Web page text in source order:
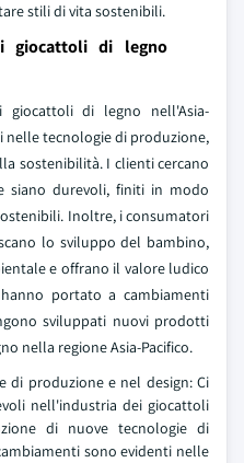
stili di vita sostenibili.
giocattoli di legno
giocattoli di legno nell'Asia-
nelle tecnologie di produzione,
sostenibilità. I clienti cercano
siano durevoli, finiti in modo
Inoltre, i consumatori
lo sviluppo del bambino,
e offrano il valore ludico
portato a cambiamenti
sviluppati nuovi prodotti
nella regione Asia-Pacifico.
di produzione e nel design: Ci
nell'industria dei giocattoli
di nuove tecnologie di
sono evidenti nelle